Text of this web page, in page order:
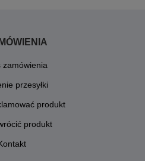
zamówienia
przesyłki
produkt
produkt